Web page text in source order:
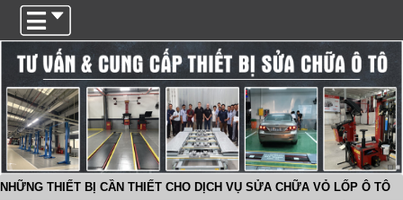
NHỮNG THIẾT BỊ CẦN THIẾT CHO DỊCH VỤ SỬA CHỮA VỎ LỐP Ô TÔ